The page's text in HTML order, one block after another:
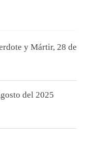
y Mártir, 28 de
del 2025